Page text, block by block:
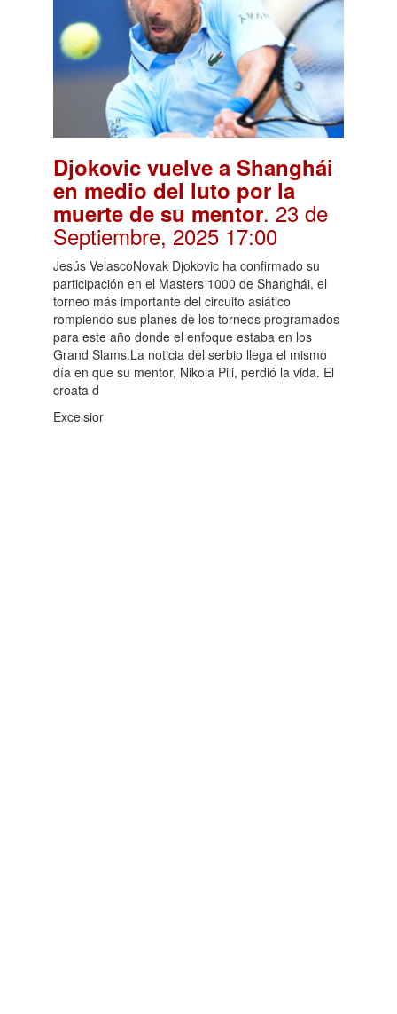
Djokovic vuelve a Shanghái
en medio del luto por la
muerte de su mentor. 23 de
Septiembre, 2025 17:00
Jesús VelascoNovak Djokovic ha confirmado su
participación en el Masters 1000 de Shanghái, el
torneo más importante del circuito asiático
rompiendo sus planes de los torneos programados
para este año donde el enfoque estaba en los
Grand Slams.La noticia del serbio llega el mismo
día en que su mentor, Nikola Pili, perdió la vida. El
croata d
Excelsior